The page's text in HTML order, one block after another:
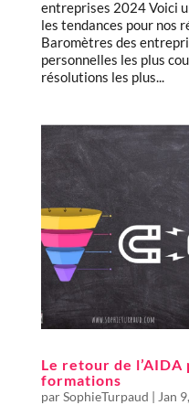
entreprises 2024 Voici
les tendances pour nos
Baromètres des
personnelles les plus
résolutions les plus...
Le retour de
formations
parSophieTurpaud | Jan